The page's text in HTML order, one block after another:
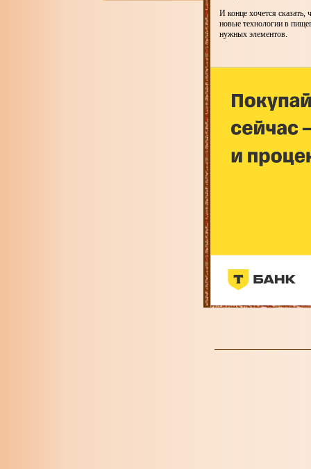
И конце хочется
новые технологии в
нужных элементов.